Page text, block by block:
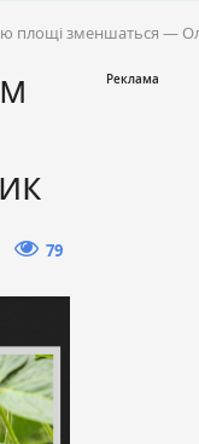
площі зменшаться —
79